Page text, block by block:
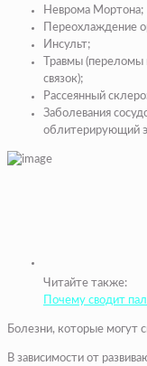
Неврома Мортона;
Переохлаждение
Инсульт;
Травмы (переломы
связок);
Рассеянный
Заболевания
облитерирующий
Читайте также:
Почему сводит
Болезни, которые могут
В зависимости от